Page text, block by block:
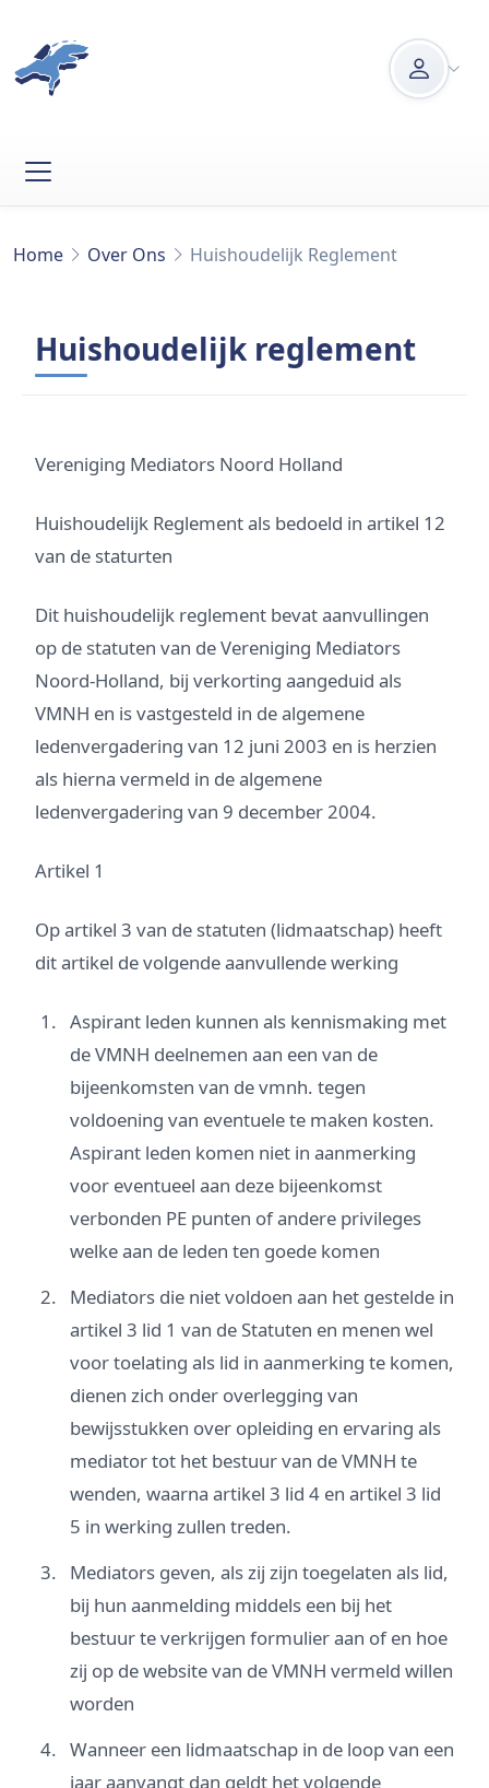
User
Kruimelpad
Home Over Ons Huishoudelijk Reglement
Huishoudelijk reglement
Vereniging Mediators Noord Holland
Huishoudelijk Reglement als bedoeld in artikel 12
van de staturten
Dit huishoudelijk reglement bevat aanvullingen
op de statuten van de Vereniging Mediators
Noord-Holland, bij verkorting aangeduid als
VMNH en is vastgesteld in de algemene
ledenvergadering van 12 juni 2003 en is herzien
als hierna vermeld in de algemene
ledenvergadering van 9 december 2004.
Artikel 1
Op artikel 3 van de statuten (lidmaatschap) heeft
dit artikel de volgende aanvullende werking
Aspirant leden kunnen als kennismaking met
de VMNH deelnemen aan een van de
bijeenkomsten van de vmnh. tegen
voldoening van eventuele te maken kosten.
Aspirant leden komen niet in aanmerking
voor eventueel aan deze bijeenkomst
verbonden PE punten of andere privileges
welke aan de leden ten goede komen
Mediators die niet voldoen aan het gestelde in
artikel 3 lid 1 van de Statuten en menen wel
voor toelating als lid in aanmerking te komen,
dienen zich onder overlegging van
bewijsstukken over opleiding en ervaring als
mediator tot het bestuur van de VMNH te
wenden, waarna artikel 3 lid 4 en artikel 3 lid
5 in werking zullen treden.
Mediators geven, als zij zijn toegelaten als lid,
bij hun aanmelding middels een bij het
bestuur te verkrijgen formulier aan of en hoe
zij op de website van de VMNH vermeld willen
worden
Wanneer een lidmaatschap in de loop van een
jaar aanvangt dan geldt het volgende